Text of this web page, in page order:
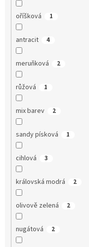
oříšková 1
antracit 4
meruňková 2
růžová 1
mix barev 2
sandy písková 1
cihlová 3
královská modrá 2
olivově zelená 2
nugátová 2